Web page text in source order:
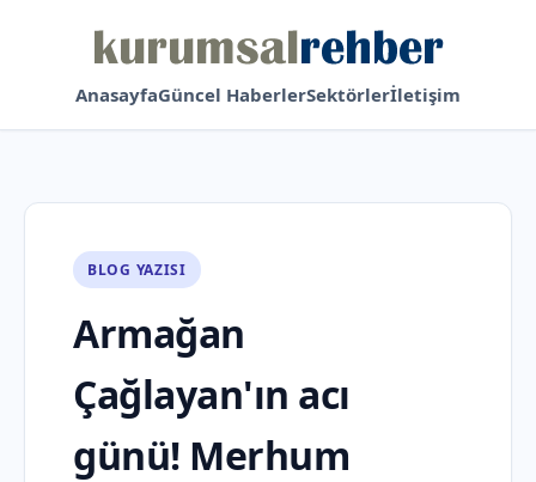
AnasayfaGüncel HaberlerSektörlerİletişim
BLOG YAZISI
Armağan
Çağlayan'ın acı
günü! Merhum